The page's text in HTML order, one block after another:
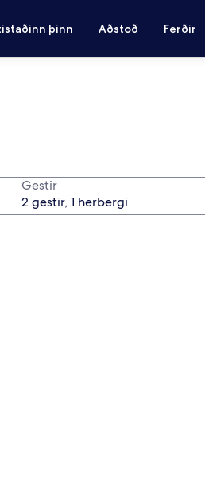
þinn Aðstoð Ferðir
Gestir